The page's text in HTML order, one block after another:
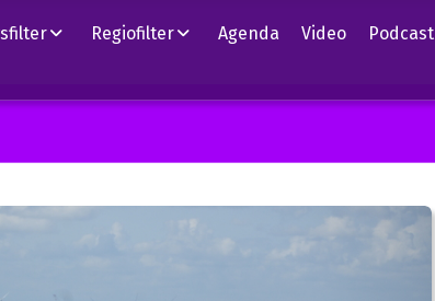
Regiofilter Agenda Video Podcast